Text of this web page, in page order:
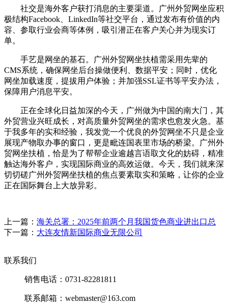
社交是海外客户获打消息的主要渠道。广州外贸网坐应积
极结构Facebook、LinkedIn等社交平台，通过发布有价值的内
容、参取行业会商等体例，吸引潜正在客户关心并为现实订
单。
手艺是网坐的基石。广州外贸网坐扶植需采用先辈的
CMS系统，确保网坐后台操做便利、数据平安；同时，优化
网坐加载速度，提拔用户体验；并加强SSL证书等平安办法，
保障用户消息平安。
正在全球化日益加深的今天，广州做为中国的南大门，其
外贸营业兴旺成长，对高质量外贸网坐的需求也愈发火急。基
于我多年的实和经验，我发觉一个优良的外贸网坐不只是企业
展现产物取办事的窗口，更是毗连国表里市场的桥梁。广州外
贸网坐扶植，恰是为了帮帮企业逾越言语取文化的妨碍，精准
触达海外客户，实现国际商业的高效运做。今天，我们就来深
切切磋广州外贸网坐扶植的焦点要素取实和策略，让你的企业
正在国际舞台上大放异彩。
上一篇： 海关总署：2025年前两个月我国货色商业进出口总
下一篇： 大连友情新国际商业无限公司
联系我们
销售电话：0731-82281811
联系邮箱：webmaster@163.com